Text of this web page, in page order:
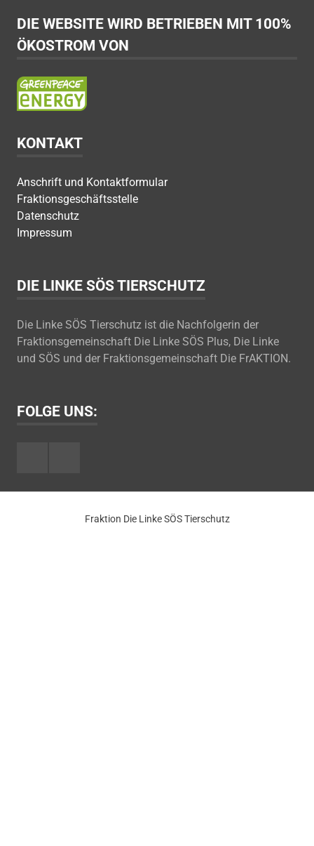
DIE WEBSITE WIRD BETRIEBEN MIT 100%
ÖKOSTROM VON
KONTAKT
Anschrift und Kontaktformular
Fraktionsgeschäftsstelle
Datenschutz
Impressum
DIE LINKE SÖS TIERSCHUTZ
Die Linke SÖS Tierschutz ist die Nachfolgerin der
Fraktionsgemeinschaft Die Linke SÖS Plus, Die Linke
und SÖS und der Fraktionsgemeinschaft Die FrAKTION.
FOLGE UNS:
Fraktion Die Linke SÖS Tierschutz